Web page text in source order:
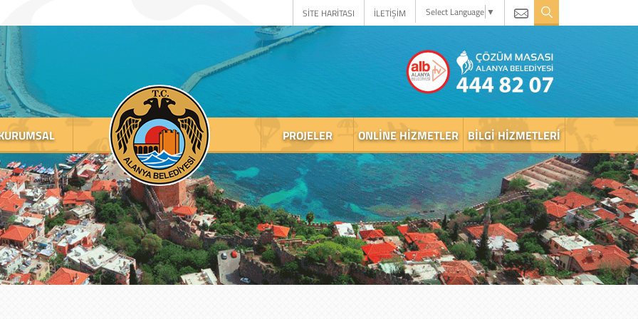
SİTE HARİTASI İLETİŞİM Select Language ▼
PROJELER ONLINE HIZMETLER BILGI HIZMETLERI